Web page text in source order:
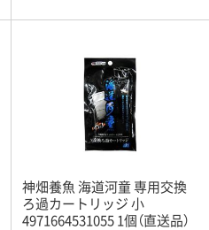
神畑養魚 海道河童 専用交換
ろ過カートリッジ 小
4971664531055 1個（直送品）